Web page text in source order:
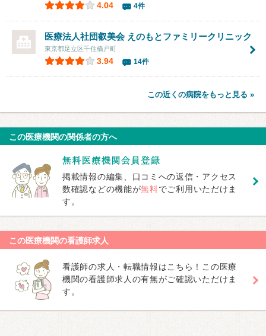
4.04 4件
医療法人社団叡美会 えのもとファミリークリニック
東京都足立区千住橋戸町
3.94 14件
この近くの病院をもっと見る »
この医療機関の関係者の方へ
掲載情報の編集、口コミへの返信・アクセス
数確認などの機能が無料でご利用いただけま
す。
この医療機関の看護師求人
看護師の求人・転職情報はこちら！この医療
機関の看護師求人の有無がご確認いただけま
す。